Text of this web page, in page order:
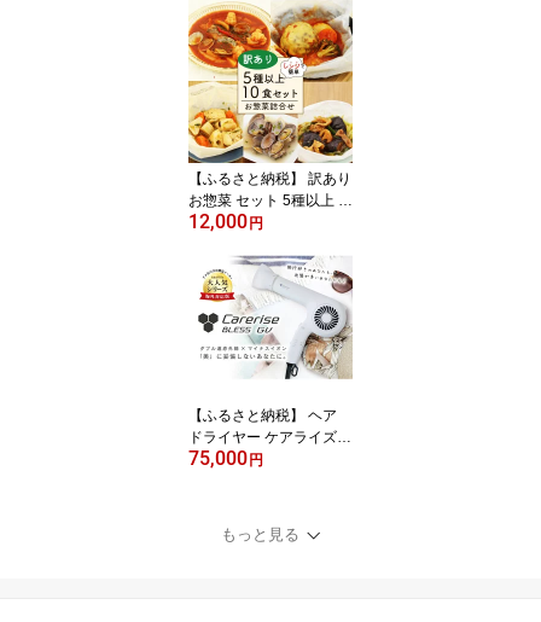
HEAT ファインヒート お
風呂 日用品 バス用品 温
活 バブル 入浴剤ギフト
リラックス 保湿 美肌 対
策 血行促進 半身浴 冬 あ
ったまる 贈り物 プレゼ
ント 藤枝市 静岡県
【ふるさと納税】 訳あり
お惣菜 セット 5種以上 1
0食 セット レンチン 簡単
ンタンおかず 料理 冷凍
お弁当 おかず 洋食 和食
洋風 和風 魚介 シーフー
ド ハンバーグ 魚 野菜 煮
物 おつまみ 惣菜 時短 便
利常備食 ストック 藤枝
12,000円
【ふるさと納税】 ヘア
ドライヤー ケアライズ
ブレスGV プロ仕様 遠赤
軽量 プレゼント ギフト
家電 美容家電 ヘアード
75,000円
もっと見る